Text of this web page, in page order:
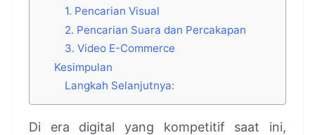
1. Pencarian Visual
2. Pencarian Suara dan Percakapan
3. Video E-Commerce
Kesimpulan
Langkah Selanjutnya:
Di era digital yang kompetitif saat ini,